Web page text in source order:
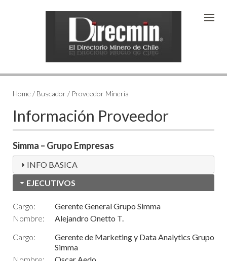
Home / Buscador / Proveedor Minería
Información Proveedor
Simma – Grupo Empresas
INFO BASICA
EJECUTIVOS
Cargo:
Gerente General Grupo Simma
Nombre:
Alejandro Onetto T.
Cargo:
Gerente de Marketing y Data Analytics Grupo
Simma